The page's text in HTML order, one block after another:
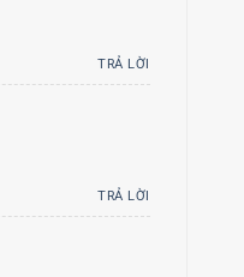
TRẢ LỜI
TRẢ LỜI